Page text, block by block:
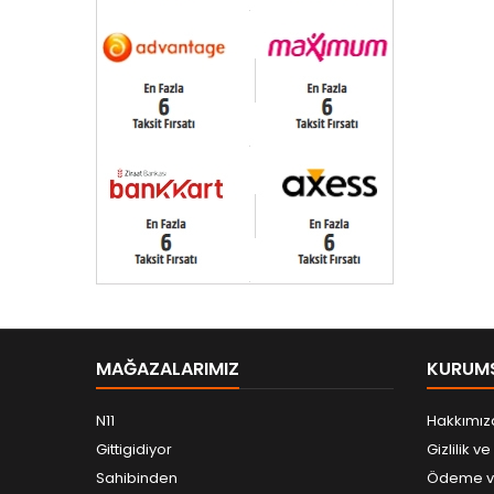
MAĞAZALARIMIZ
N11
Gittigidiyor
Sahibinden
Gizlilik
Ödeme